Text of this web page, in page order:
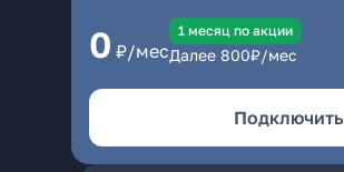
0 ₽/мес
1 месяц по акции
Далее 800₽/мес
Подключить